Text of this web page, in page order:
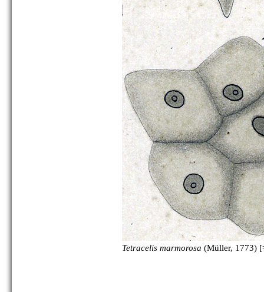
Tetracelis marmorosa (Müller, 1773)